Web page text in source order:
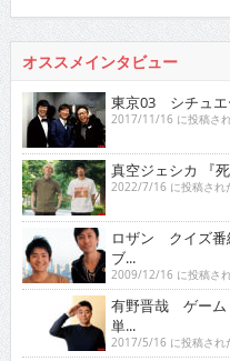
オススメインタビュー
東京03 シチュエ
2017/11/16 に投稿さ
真空ジェシカ 『
2022/7/16 に投稿され
ロザン クイズ番
ブ...
2009/12/16 に投稿さ
有野晋哉 ゲーム
単...
2017/5/16 に投稿され